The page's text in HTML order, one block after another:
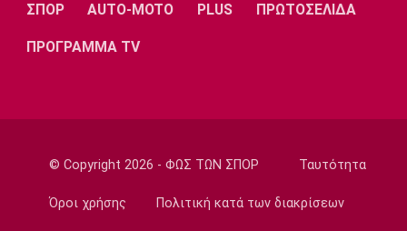
Ίντερ
Μπορούσια
Ντόρτμουντ
Παρί Σεν
Ζερμέν
Μαρσέιγ
ΣΠΟΡ AUTO-MOTO PLUS ΠΡΩΤΟΣΕΛΙΔΑ
ΠΡΟΓΡΑΜΜΑ TV
© Copyright 2026 - ΦΩΣ ΤΩΝ ΣΠΟΡ Ταυτότητα
Όροι χρήσης Πολιτική κατά των διακρίσεων